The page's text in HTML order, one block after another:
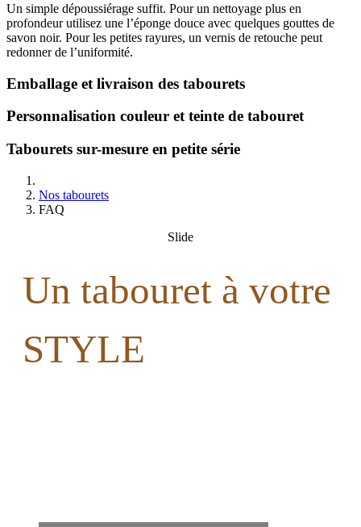
Un simple dépoussiérage suffit. Pour un nettoyage plus en
profondeur utilisez une l’éponge douce avec quelques gouttes de
savon noir. Pour les petites rayures, un vernis de retouche peut
redonner de l’uniformité.
Emballage et livraison des tabourets
Personnalisation couleur et teinte de tabouret
Tabourets sur-mesure en petite série
Nos tabourets
FAQ
Slide
Un tabouret à votre
STYLE